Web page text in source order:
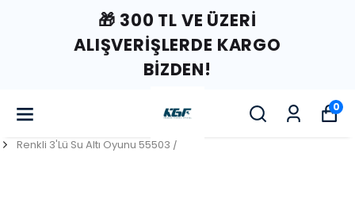
🎁 300 TL VE ÜZERI
ALIŞVERIŞLERDE KARGO
BIZDEN!
0
Renkli 3'Lü Su Altı Oyunu 55503 /